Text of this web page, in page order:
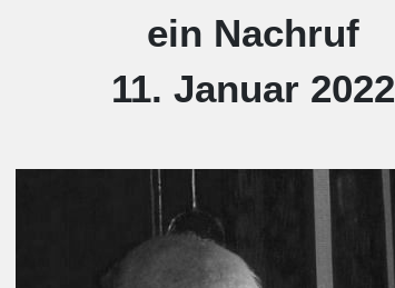
ein Nachruf
11. Januar 2022